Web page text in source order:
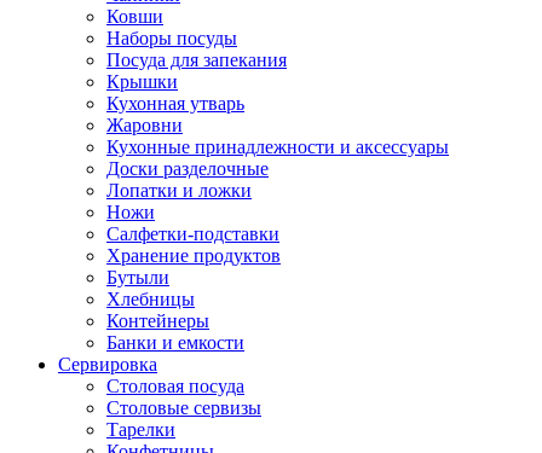
Ковши
Наборы посуды
Посуда для запекания
Крышки
Кухонная утварь
Жаровни
Кухонные принадлежности и аксессуары
Доски разделочные
Лопатки и ложки
Ножи
Салфетки-подставки
Хранение продуктов
Бутыли
Хлебницы
Контейнеры
Банки и емкости
Сервировка
Столовая посуда
Столовые сервизы
Тарелки